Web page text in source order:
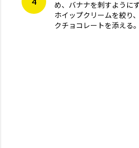
め、バナナを刺すように
ホイップクリームを絞り
クチョコレートを添える。